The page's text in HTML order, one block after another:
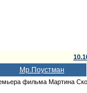
Мр.Поустман
фильма Мартина